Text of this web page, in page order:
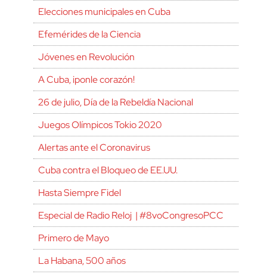
Elecciones municipales en Cuba
Efemérides de la Ciencia
Jóvenes en Revolución
A Cuba, ¡ponle corazón!
26 de julio, Día de la Rebeldía Nacional
Juegos Olímpicos Tokio 2020
Alertas ante el Coronavirus
Cuba contra el Bloqueo de EE.UU.
Hasta Siempre Fidel
Especial de Radio Reloj | #8voCongresoPCC
Primero de Mayo
La Habana, 500 años